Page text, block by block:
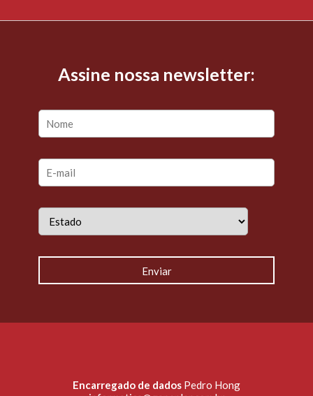
Assine nossa newsletter:
Encarregado de dados Pedro Hong